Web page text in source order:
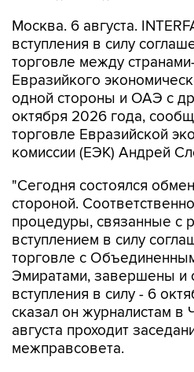
Москва. 6 августа.
вступления в силу
торговле между
Евразийкого
одной стороны и ОАЭ с
октября 2026 года,
торговле Евразийской
комиссии (ЕЭК) Андрей
"Сегодня состоялся
стороной.
процедуры, связанные с
вступлением в силу
торговле с
Эмиратами, завершены и
вступления в силу - 6
сказал он журналистам в
августа проходит
межправсовета.